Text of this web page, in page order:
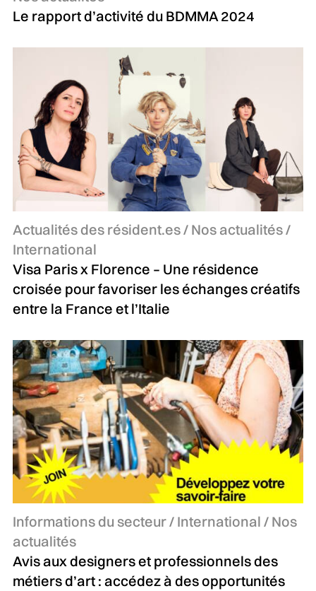
Le rapport d’activité du BDMMA 2024
Catégories :
Actualités des résident.es / Nos actualités /
International
Visa Paris x Florence – Une résidence
croisée pour favoriser les échanges créatifs
entre la France et l’Italie
Catégories :
Informations du secteur / International / Nos
actualités
Avis aux designers et professionnels des
métiers d’art : accédez à des opportunités